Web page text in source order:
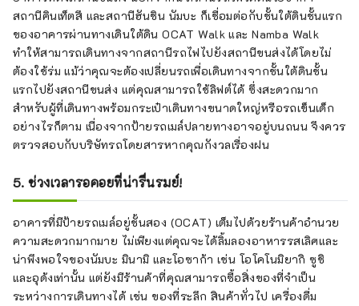
สถานีคินเท็ตสึ และสถานีฮันชิน นัมบะ ก็เชื่อมต่อกับชั้นใต้ดินชั้นแรก
ของอาคารผ่านทางเดินใต้ดิน OCAT Walk และ Namba Walk
ทำให้สามารถเดินทางจากสถานีรถไฟไปยังสถานีขนส่งได้โดยไม่
ต้องใช้ร่ม แม้ว่าคุณจะต้องเปลี่ยนรถเพื่อเดินทางจากชั้นใต้ดินชั้น
แรกไปยังสถานีขนส่ง แต่คุณสามารถใช้ลิฟต์ได้ ซึ่งสะดวกมาก
สำหรับผู้ที่เดินทางพร้อมกระเป๋าเดินทางขนาดใหญ่หรือรถเข็นเด็ก
อย่างไรก็ตาม เนื่องจากป้ายรถเมล์ปลายทางอาจอยู่บนถนน จึงควร
ตรวจสอบกับบริษัทรถโดยสารหากคุณกังวลเรื่องฝน
5. ช่วงเวลารอคอยที่น่ารื่นรมย์!
อาคารที่มีป้ายรถเมล์อยู่ชั้นสอง (OCAT) เต็มไปด้วยร้านค้าอำนวย
ความสะดวกมากมาย ไม่เพียงแต่คุณจะได้ลิ้มลองอาหารรสเลิศและ
น่าพึงพอใจของนัมบะ มินามิ และโอซาก้า เช่น โอโคโนมิยากิ ซูชิ
และอุด้งเท่านั้น แต่ยังมีร้านค้าที่คุณสามารถซื้อสิ่งของที่จำเป็น
ระหว่างการเดินทางได้ เช่น ของที่ระลึก สินค้าทั่วไป เครื่องดื่ม